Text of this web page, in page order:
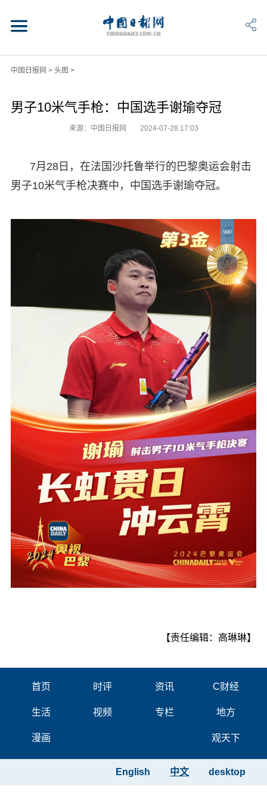
中国日报网 > 头图 >
男子10米气手枪：中国选手谢瑜夺冠
来源：中国日报网 2024-07-28 17:03
7月28日，在法国沙托鲁举行的巴黎奥运会射击
男子10米气手枪决赛中，中国选手谢瑜夺冠。
【责任编辑：高琳琳】
首页 时评 资讯 C财经
生活 视频 专栏 地方
漫画 观天下
desktop
中文
English